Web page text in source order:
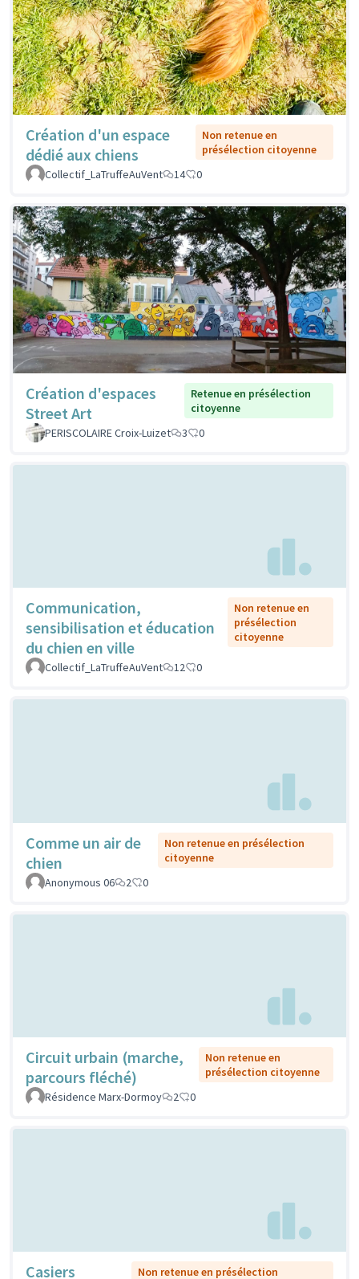
Création d'un espace
dédié aux chiens
Non retenue en
présélection citoyenne
Collectif_LaTruffeAuVent
14 0
Création d'espaces
Street Art
Retenue en présélection
citoyenne
PERISCOLAIRE Croix-Luizet
3 0
Communication,
sensibilisation et éducation
du chien en ville
Non retenue en
présélection
citoyenne
Collectif_LaTruffeAuVent 12 0
Comme un air de
chien
Non retenue en présélection
citoyenne
Anonymous 06
2 0
Circuit urbain (marche,
parcours fléché)
Non retenue en
présélection citoyenne
Résidence Marx-Dormoy
2 0
Casiers
Non retenue en présélection